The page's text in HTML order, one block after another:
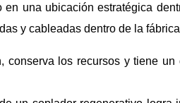
una ubicación estratégica
y cableadas dentro de la
los recursos y tiene